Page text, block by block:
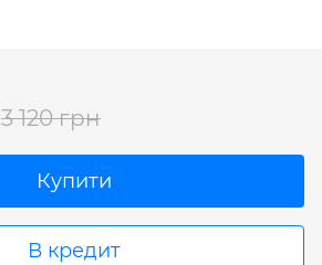
3 120 грн
Купити
В кредит